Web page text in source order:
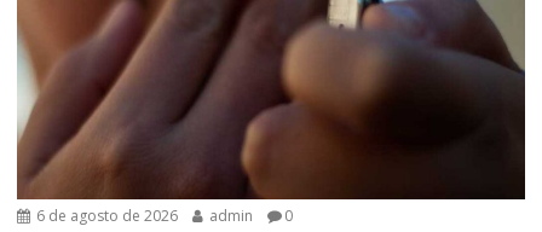
6 de agosto de 2026 admin 0